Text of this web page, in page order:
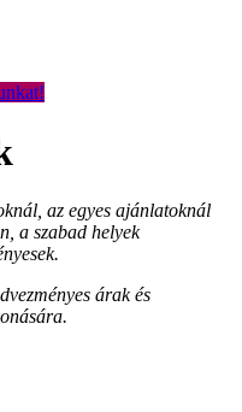
az egyes ajánlatoknál
a szabad helyek
árak és